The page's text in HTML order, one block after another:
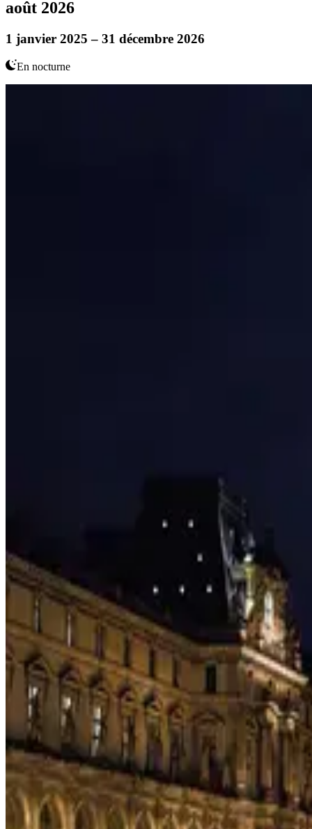
août 2026
1 janvier 2025 – 31 décembre 2026
En nocturne